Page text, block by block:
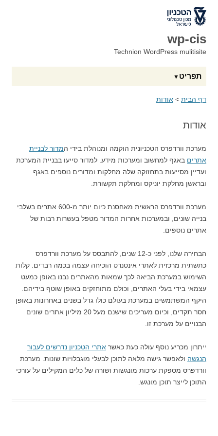
לאתר הטכניון
wp-cis
Technion WordPress mulitisite
תפריט
דף הבית > אודות
אודות
מערכת וורדפרס הטכניונית הוקמה ומנוהלת בידי המדור לבניית
אתרים באגף למחשוב ומערכות מידע. למדור סייעו בבניית המערכת
ועדיין מסייעות בתחזוקה שלה מחלקות ומדורים נוספים באגף
ובראשן מחלקת יוניקס ומחלקת תקשורת.
מערכת וורדפרס הראשית מאחסנת כיום יותר מ-600 אתרים בשלבי
בנייה שונים, ובמערכות אחרות המדור מטפל בעשרות רבות של
אתרים נוספים.
הבחירה שלנו, לפני כ-12 שנים, להתבסס על מערכת וורדפרס
כתשתית מרכזית לאתרי אינטנרט הוכיחה עצמה בכמה רבדים. קלות
השימוש במערכת הביאה לכך שמאות מהאתרים נבנו באופן כמעט
עצמאי בידי בעלי האתרים, וכולם מתוחזקים באופן שוטף בידיהם.
היקף המשתמשים במערכת בעולם כולו גדל בשנים באחרונות באופן
חסר תקדים, וכיום מעריכים שישנם מעל 20 מיליון אתרים שונים
הבנויים על מערכת זו.
ייתרון מכריע נוסף עולה כעת כאשר אתרי הטכניון נדרשים לעבור
הנגשה ולאפשר גישה מלאה לתוכן לבעלי מוגבלויות שונות. מערכת
וורדפרס מספקת ערכות מונגשות ושורה של כלים המקילים על עורכי
התוכן לייצר תוכן מונגש.